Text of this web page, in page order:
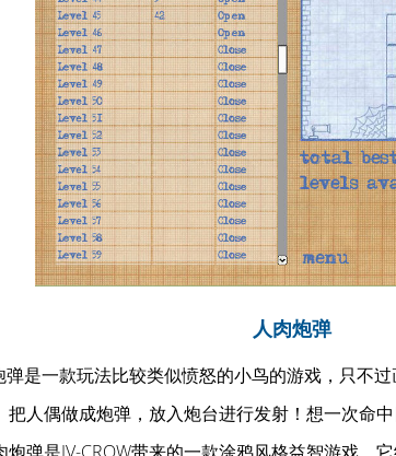
人肉炮弹
是一款玩法比较类似愤怒的小鸟的游戏，只不过
把人偶做成炮弹，放入炮台进行发射！想一次命